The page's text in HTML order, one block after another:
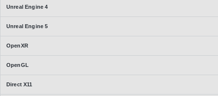
Unreal Engine 4
Unreal Engine 5
OpenXR
OpenGL
Direct X11